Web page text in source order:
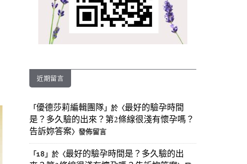
近期留言
「優德莎莉編輯團隊」於〈最好的驗孕時間
是？多久驗的出來？第2條線很淺有懷孕嗎？
告訴妳答案〉發佈留言
「18 」於〈最好的驗孕時間是？多久驗的出